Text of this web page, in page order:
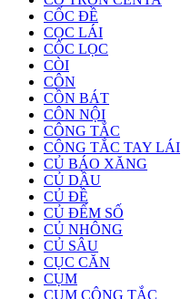
CỐC ĐỀ
CỌC LÁI
CỐC LỌC
CÒI
CÔN
CỒN BÁT
CÔN NỘI
CÔNG TẮC
CÔNG TẮC TAY LÁI
CỦ BÁO XĂNG
CỦ DẦU
CỦ ĐỀ
CỦ ĐẾM SỐ
CỦ NHÔNG
CỦ SÂU
CỤC CĂN
CỤM
CỤM CÔNG TẮC